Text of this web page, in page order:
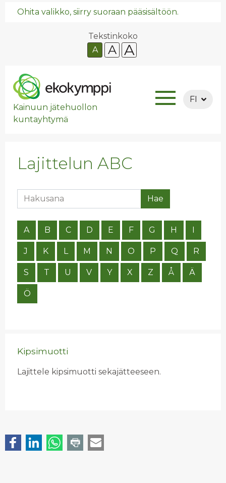
Ohita valikko, siirry suoraan pääsisältöön.
Tekstinkoko
A
A A
Kainuun jätehuollon
kuntayhtymä
FI
Lajittelun ABC
Hakusana Hae
A B C D E F G H I
J K L M N O P Q R
S T U V Y X Z Å Ä
Ö
Kipsimuotti
Lajittele kipsimuotti sekajätteeseen.